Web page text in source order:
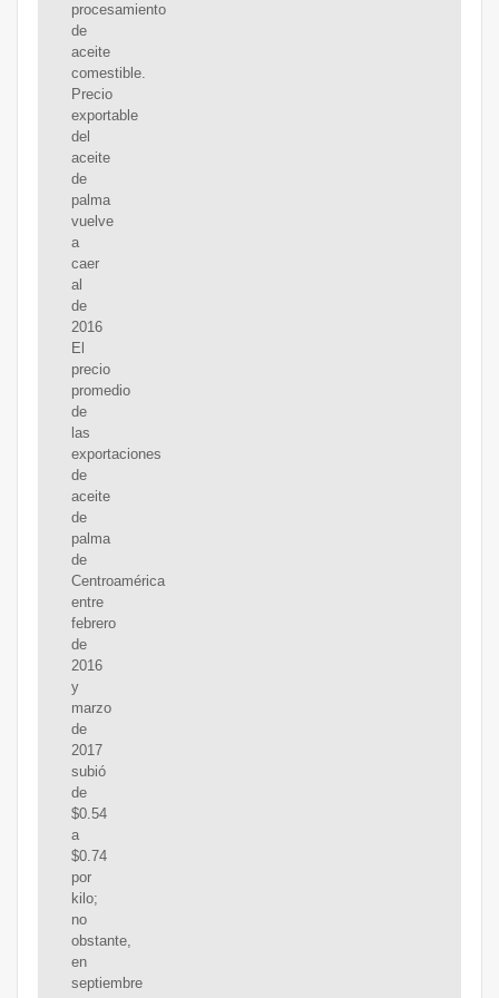
procesamiento
de
aceite
comestible.
Precio
exportable
del
aceite
de
palma
vuelve
a
caer
al
de
2016
El
precio
promedio
de
las
exportaciones
de
aceite
de
palma
de
Centroamérica
entre
febrero
de
2016
y
marzo
de
2017
subió
de
$0.54
a
$0.74
por
kilo;
no
obstante,
en
septiembre